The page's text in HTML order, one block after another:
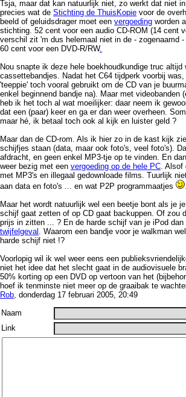
Tsja, maar dat kan natuurlijk niet, zo werkt dat niet
precies wat de Stichting de ThuisKopie voor de
beeld of geluidsdrager moet een vergoeding worden
stichting. 52 cent voor een audio CD-ROM (14 cent
verschil zit 'm dus helemaal niet in de - zogenaamd
60 cent voor een DVD-R/RW.
Nou snapte ik deze hele boekhoudkundige truc altijd
cassettebandjes. Nadat het C64 tijdperk voorbij
'teeppie' toch vooral gebruikt om de CD van je
enkel beginnend bandje na). Maar met videobanden
heb ik het toch al wat moeilijker: daar neem ik
dat een (paar) keer en ga er dan weer overheen.
maar hé, ik betaal toch ook al kijk en luister geld ?
Maar dan de CD-rom. Als ik hier zo in de kast kijk
schijfjes staan (data, maar ook foto's, veel foto's).
afdracht, en geen enkel MP3-tje op te vinden. En
weer bezig met een vergoeding op de hele PC. Alsof
met MP3's en illegaal gedownloade films. Tuurlijk
aan data en foto's ... en wat P2P programmaatjes
.
Maar het wordt natuurlijk wel een beetje bont als je
schijf gaat zetten of op CD gaat backuppen. Of zou
prijs in zitten ... ? En de harde schijf van je iPod dan
twijfelgeval . Waarom een bandje voor je walkman
harde schijf niet !?
Voorlopig wil ik wel weer eens een
niet het idee dat het slecht gaat in de audiovisuele
50% korting op een DVD op vertoon van het
hoef ik tenminste niet meer op de graaibak te
Rob, donderdag 17 februari 2005, 20:49
Naam
Link